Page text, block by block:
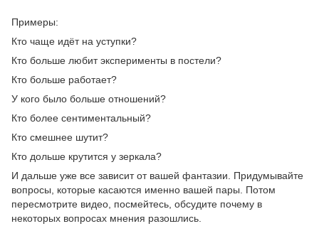
Примеры:
Кто чаще идёт на уступки?
Кто больше любит эксперименты в постели?
Кто больше работает?
У кого было больше отношений?
Кто более сентиментальный?
Кто смешнее шутит?
Кто дольше крутится у зеркала?
И дальше уже все зависит от вашей фантазии. Придумывайте
вопросы, которые касаются именно вашей пары. Потом
пересмотрите видео, посмейтесь, обсудите почему в
некоторых вопросах мнения разошлись.